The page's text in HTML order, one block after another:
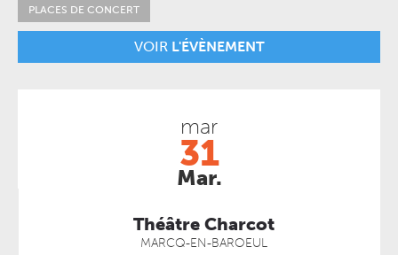
PLACES DE CONCERT
VOIR L'ÉVÈNEMENT
mar
31
Mar.
Théâtre Charcot
MARCQ-EN-BAROEUL